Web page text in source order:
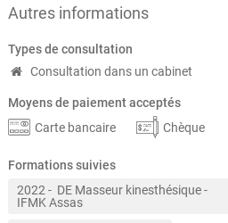
Autres informations
Types de consultation
Consultation dans un cabinet
Moyens de paiement acceptés
Carte bancaire
Chèque
Formations suivies
2022 -  DE Masseur kinesthésique -
IFMK Assas